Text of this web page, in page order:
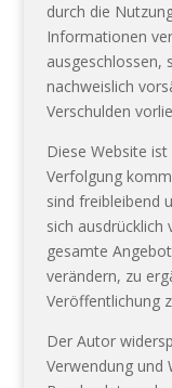
durch die
Informationen
ausgeschlossen,
nachweislich
Verschulden
Diese Website
Verfolgung
sind freibleibend
sich ausdrücklich
gesamte
verändern, zu
Veröffentlichung
Der Autor
Verwendung und